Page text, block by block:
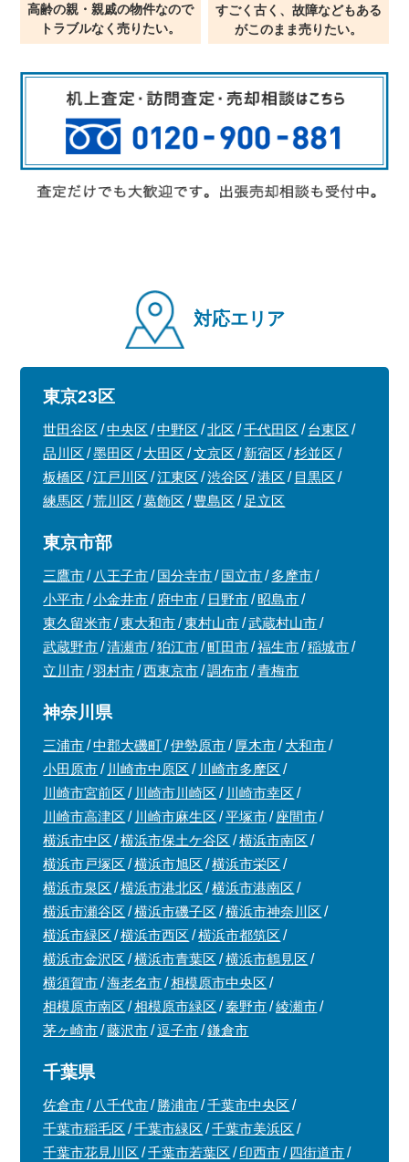
高齢の親・親戚の物件なので
トラブルなく売りたい。
すごく古く、故障などもある
がこのまま売りたい。
対応エリア
東京23区
世田谷区 中央区 中野区 北区 千代田区
台東区
品川区
墨田区 大田区 文京区 新宿区
杉並区
板橋区
江戸川区 江東区 渋谷区 港区
目黒区
練馬区
荒川区 葛飾区 豊島区 足立区
東京市部
三鷹市 八王子市 国分寺市 国立市
多摩市
小平市
小金井市 府中市 日野市
昭島市
東久留米市
東大和市 東村山市
武蔵村山市
武蔵野市
清瀬市 狛江市 町田市 福生市
稲城市
立川市
羽村市 西東京市 調布市 青梅市
神奈川県
三浦市 中郡大磯町 伊勢原市 厚木市
大和市
小田原市
川崎市中原区
川崎市多摩区
川崎市宮前区
川崎市川崎区
川崎市幸区
川崎市高津区
川崎市麻生区 平塚市
座間市
横浜市中区
横浜市保土ケ谷区
横浜市南区
横浜市戸塚区
横浜市旭区
横浜市栄区
横浜市泉区
横浜市港北区
横浜市港南区
横浜市瀬谷区
横浜市磯子区
横浜市神奈川区
横浜市緑区
横浜市西区
横浜市都筑区
横浜市金沢区
横浜市青葉区
横浜市鶴見区
横須賀市
海老名市
相模原市中央区
相模原市南区
相模原市緑区 秦野市
綾瀬市
茅ヶ崎市
藤沢市 逗子市 鎌倉市
千葉県
佐倉市 八千代市 勝浦市
千葉市中央区
千葉市稲毛区
千葉市緑区
千葉市美浜区
千葉市花見川区
千葉市若葉区 印西市 四街道市